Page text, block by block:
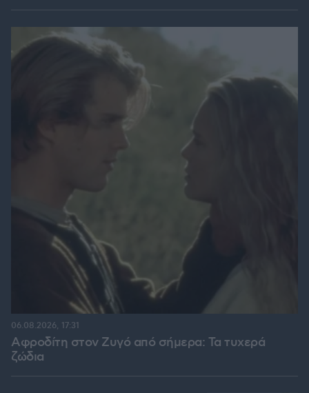
Αφροδίτη στον Ζυγό από σήμερα: Τα τυχερά
ζώδια
06.08.2026, 17:31